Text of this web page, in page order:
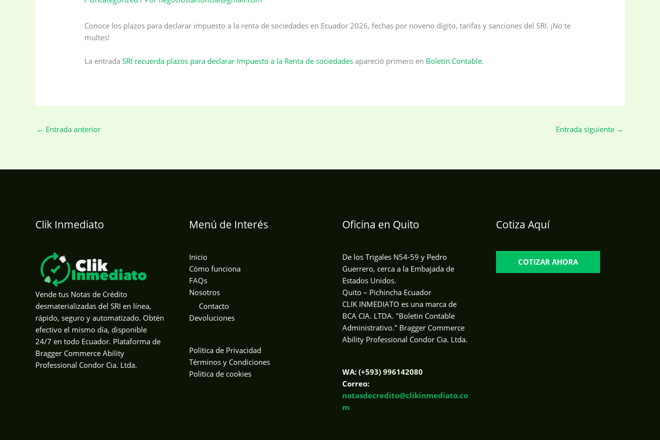
Conoce los plazos para declarar impuesto a la renta de sociedades en Ecuador 2026, fechas por noveno dígito, tarifas y sanciones del SRI. ¡No te
multes!
La entradaSRI recuerda plazos para declarar Impuesto a la Renta de sociedades apareció primero en Boletín Contable.
← Entrada anterior Entrada siguiente →
Clik Inmediato
Vende tus Notas de Crédito
desmaterializadas del SRI en línea,
rápido, seguro y automatizado. Obtén
efectivo el mismo día, disponible
24/7 en todo Ecuador. Plataforma de
Bragger Commerce Ability
Professional Condor Cia. Ltda.
Menú de Interés
Inicio
Cómo funciona
FAQs
Nosotros
Contacto
Devoluciones
Política de Privacidad
Términos y Condiciones
Política de cookies
Oficina en Quito
De los Trigales N54-59 y Pedro
Guerrero, cerca a la Embajada de
Estados Unidos.
Quito – Pichincha Ecuador
CLIK INMEDIATO es una marca de
BCA CIA. LTDA. "Boletin Contable
Administrativo." Bragger Commerce
Ability Professional Condor Cia. Ltda.
WA: (+593) 996142080
Correo:
notasdecredito@clikinmediato.co
m
Cotiza Aquí
COTIZAR AHORA